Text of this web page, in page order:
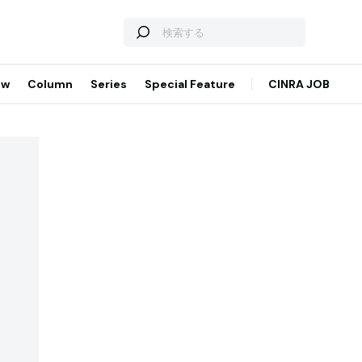
Column Series Special Feature CINRA JOB